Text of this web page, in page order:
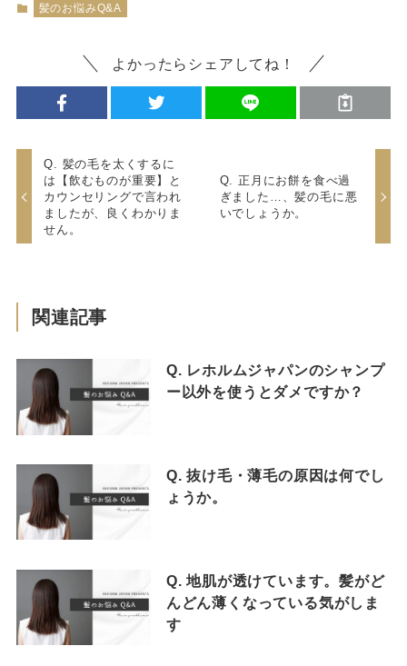
髪のお悩みQ&A
よかったらシェアしてね！
Q. 髪の毛を太くするに
は【飲むものが重要】と
カウンセリングで言われ
ましたが、良くわかりま
せん。
Q. 正月にお餅を食べ過
ぎました…、髪の毛に悪
いでしょうか。
関連記事
Q. レホルムジャパンのシャンプ
ー以外を使うとダメですか？
Q. 抜け毛・薄毛の原因は何でし
ょうか。
Q. 地肌が透けています。髪がど
んどん薄くなっている気がしま
す